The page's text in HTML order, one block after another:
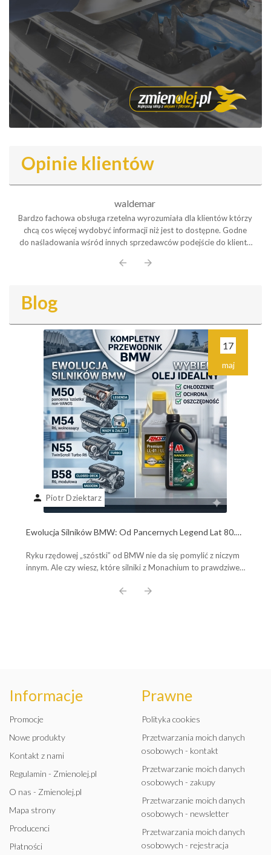
Opinie klientów
waldemar
Bardzo fachowa obsługa rzetelna wyrozumiała dla klientów którzy
chcą cos więcej wydobyć informacji niż jest to dostępne. Godne
do naśladowania wśród innych sprzedawców podejście do klienta
arrow_back arrow_forward
Blog
17
maj
person Piotr Dziektarz
Ewolucja Silników BMW: Od Pancernych Legend Lat 80.
Wybierz Olej Idealny!
Ryku rzędowej „szóstki” od BMW nie da się pomylić z niczym
innym. Ale czy wiesz, które silniki z Monachium to prawdziwe,
arrow_back arrow_forward
Informacje
Promocje
Nowe produkty
Kontakt z nami
Regulamin - Zmienolej.pl
O nas - Zmienolej.pl
Mapa strony
Producenci
Płatności
Prawne
Polityka cookies
Przetwarzania moich danych
osobowych - kontakt
Przetwarzanie moich danych
osobowych - zakupy
Przetwarzanie moich danych
osobowych - newsletter
Przetwarzania moich danych
osobowych - rejestracja